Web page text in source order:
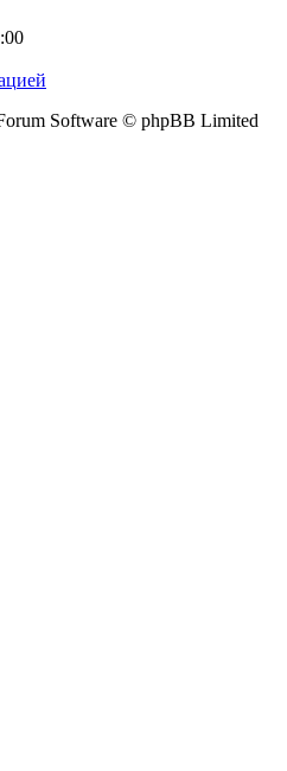
цией
Software © phpBB Limited